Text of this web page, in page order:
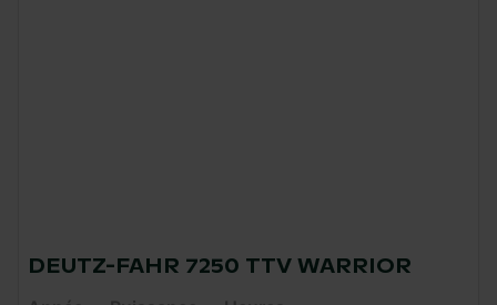
DEUTZ-FAHR 7250 TTV WARRIOR